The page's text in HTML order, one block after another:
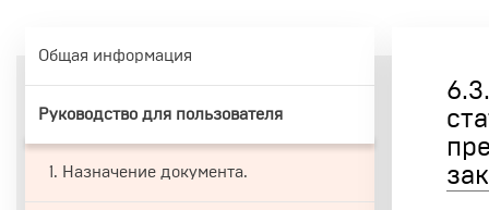
Общая информация
Руководство для пользователя
1. Назначение документа.